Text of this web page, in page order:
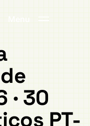
Menu
· 30
PT-